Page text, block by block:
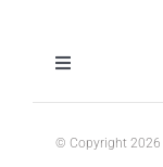
Toggle
© Copyright 2026